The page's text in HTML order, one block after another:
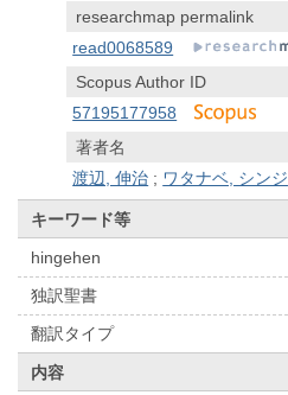
researchmap permalink
read0068589
Scopus Author ID
57195177958
著者名
渡辺, 伸治 ; ワタナベ, シンジ
キーワード等
hingehen
独訳聖書
翻訳タイプ
内容